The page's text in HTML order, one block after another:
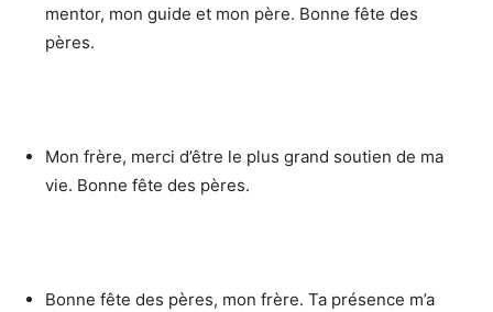
mentor, mon guide et mon père. Bonne fête des
pères.
Mon frère, merci d’être le plus grand soutien de ma
vie. Bonne fête des pères.
Bonne fête des pères, mon frère. Ta présence m’a